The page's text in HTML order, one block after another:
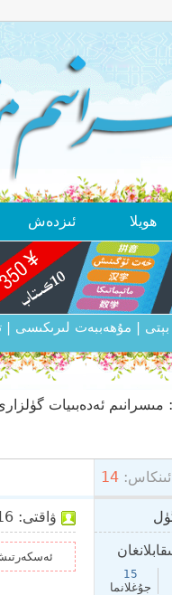
ھويلا ئىزدەش
| مۇھەببەت لىرىكىسى |
مىسرانىم ئەدەبىيات
ئىنكاس: 14
15
جۇغلانما
ۋاقتى: 2016-3-10 19:18:40